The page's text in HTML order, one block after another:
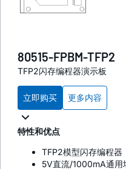
80515-FPBM-TFP2
TFP2闪存编程器演示板
立即购买 更多内容
特性和优点
TFP2模型闪存编程器
5V直流/1000mA通用